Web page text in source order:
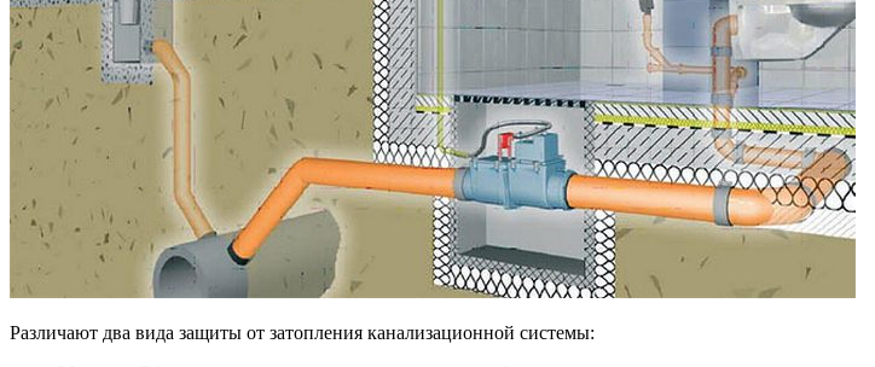
Различают два вида защиты от затопления канализационной системы: